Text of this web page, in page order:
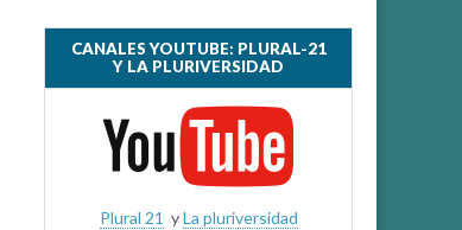
CANALES YOUTUBE: PLURAL-21
Y LA PLURIVERSIDAD
Plural 21 yLa pluriversidad